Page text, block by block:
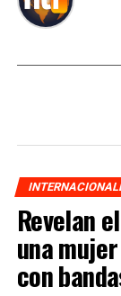
Revelan
una
con